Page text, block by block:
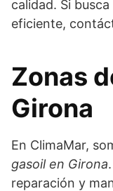
calidad. Si
eficiente,
Zonas
Girona
En ClimaMar,
gasoil en Girona
reparación y